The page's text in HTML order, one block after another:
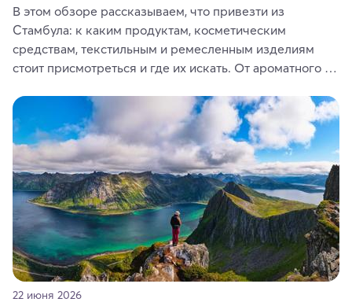
В этом обзоре рассказываем, что привезти из
Стамбула: к каким продуктам, косметическим
средствам, текстильным и ремесленным изделиям
стоит присмотреться и где их искать. От ароматного
керамики и изделий из кожи на турецких рынках и в
аутентичных лавках — в подарок близким или себе на
память о путешествии.
22 июня 2026